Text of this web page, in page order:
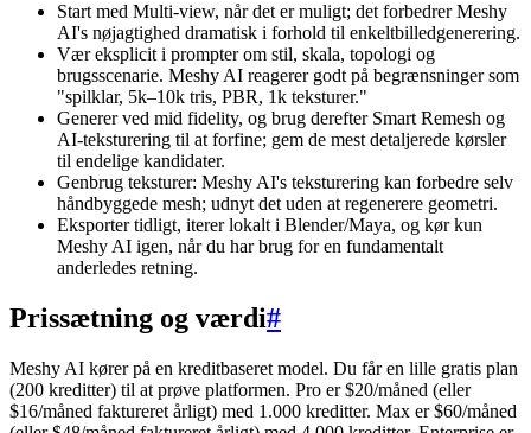
Start med Multi-view, når det er muligt; det forbedrer Meshy
AI's nøjagtighed dramatisk i forhold til enkeltbilledgenerering.
Vær eksplicit i prompter om stil, skala, topologi og
brugsscenarie. Meshy AI reagerer godt på begrænsninger som
"spilklar, 5k–10k tris, PBR, 1k teksturer."
Generer ved mid fidelity, og brug derefter Smart Remesh og
AI-teksturering til at forfine; gem de mest detaljerede kørsler
til endelige kandidater.
Genbrug teksturer: Meshy AI's teksturering kan forbedre selv
håndbyggede mesh; udnyt det uden at regenerere geometri.
Eksporter tidligt, iterer lokalt i Blender/Maya, og kør kun
Meshy AI igen, når du har brug for en fundamentalt
anderledes retning.
Prissætning og værdi#
Meshy AI kører på en kreditbaseret model. Du får en lille gratis plan
(200 kreditter) til at prøve platformen. Pro er $20/måned (eller
$16/måned faktureret årligt) med 1.000 kreditter. Max er $60/måned